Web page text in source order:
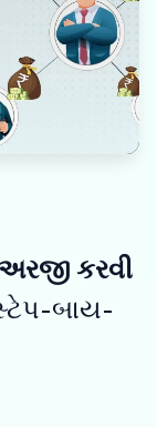
અરજી કરવી
બાય-